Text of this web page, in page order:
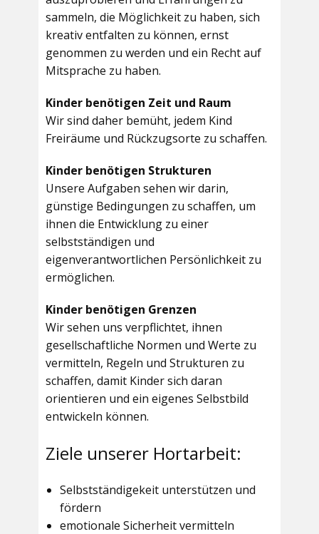
sammeln, die Möglichkeit zu haben, sich
kreativ entfalten zu können, ernst
genommen zu werden und ein Recht auf
Mitsprache zu haben.
Kinder benötigen Zeit und Raum
Wir sind daher bemüht, jedem Kind
Freiräume und Rückzugsorte zu schaffen.
Kinder benötigen Strukturen
Unsere Aufgaben sehen wir darin,
günstige Bedingungen zu schaffen, um
ihnen die Entwicklung zu einer
selbstständigen und
eigenverantwortlichen Persönlichkeit zu
ermöglichen.
Kinder benötigen Grenzen
Wir sehen uns verpflichtet, ihnen
gesellschaftliche Normen und Werte zu
vermitteln, Regeln und Strukturen zu
schaffen, damit Kinder sich daran
orientieren und ein eigenes Selbstbild
entwickeln können.
Ziele unserer Hortarbeit:
Selbstständigekeit unterstützen und
fördern
emotionale Sicherheit vermitteln